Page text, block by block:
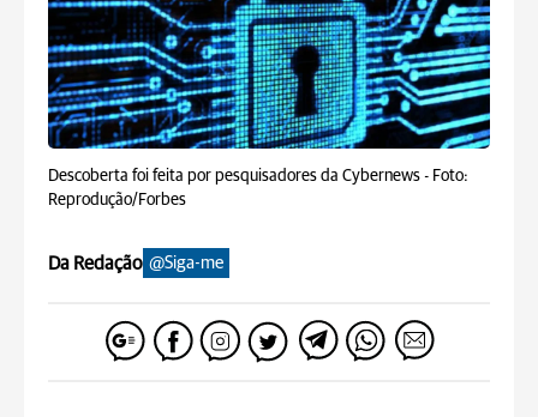
Descoberta foi feita por pesquisadores da Cybernews - Foto:
Reprodução/Forbes
Da Redação @Siga-me